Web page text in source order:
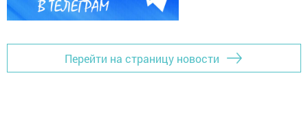
Перейти на страницу новости